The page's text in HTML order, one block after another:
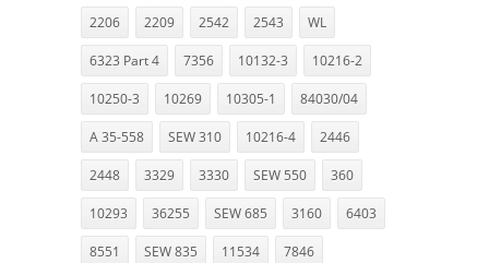
2206 2209 2542 2543 WL
6323 Part 4 7356 10132-3 10216-2
10250-3 10269 10305-1 84030/04
A 35-558 SEW 310 10216-4 2446
2448 3329 3330 SEW 550 360
10293 36255 SEW 685 3160 6403
8551 SEW 835 11534 7846